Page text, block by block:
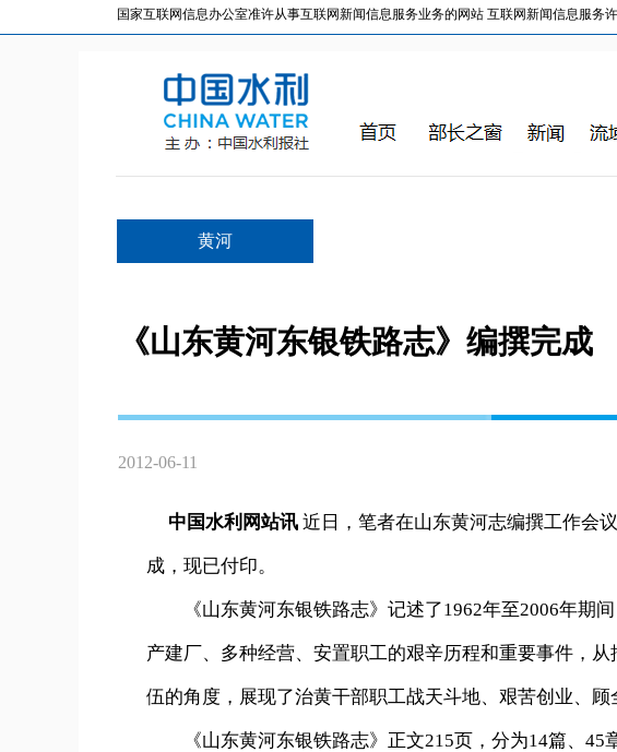
国家互联网信息办公室准许从事互联网新闻信息服务业务的网站 互联网新闻信息服务
黄河
《山东黄河东银铁路志》编撰完成
2012-06-11
中国水利网站讯 近日，笔者在山东黄河志编撰工作会
成，现已付印。
《山东黄河东银铁路志》记述了1962年至2006年期
产建厂、多种经营、安置职工的艰辛历程和重要事件，
伍的角度，展现了治黄干部职工战天斗地、艰苦创业、顾
《山东黄河东银铁路志》正文215页，分为14篇、45